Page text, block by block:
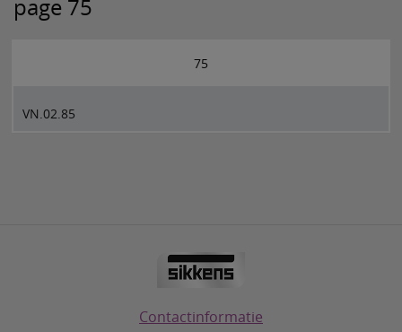
page 75
75
VN.02.85
Contactinformatie